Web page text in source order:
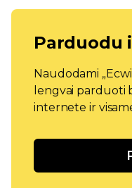
Parduodu
Naudodami
lengvai parduoti
internete ir